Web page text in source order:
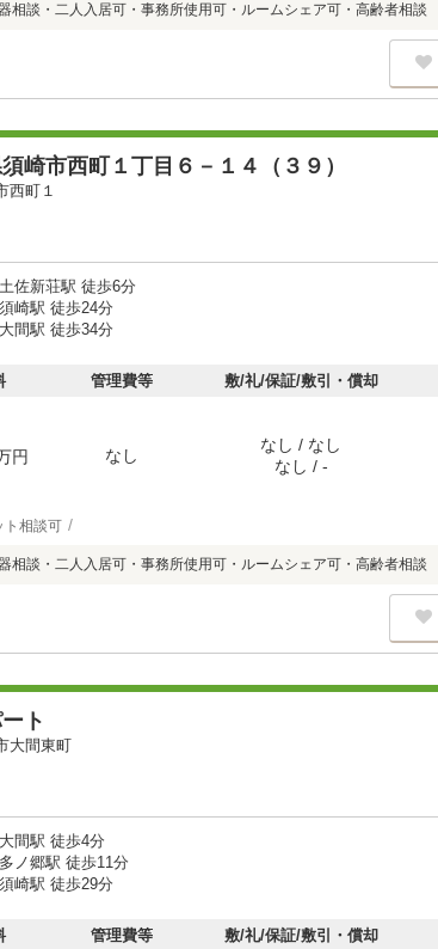
相談・二人入居可・事務所使用可・ルームシェア可・高齢者相談
崎市西町１丁目６－１４（３９）
西町１
佐新荘駅 徒歩6分
崎駅 徒歩24分
間駅 徒歩34分
管理費等 敷/礼/保証/敷引・償却
円 なし
なし / なし
なし / -
ト相談可
相談・二人入居可・事務所使用可・ルームシェア可・高齢者相談
ト
大間東町
間駅 徒歩4分
ノ郷駅 徒歩11分
崎駅 徒歩29分
管理費等 敷/礼/保証/敷引・償却